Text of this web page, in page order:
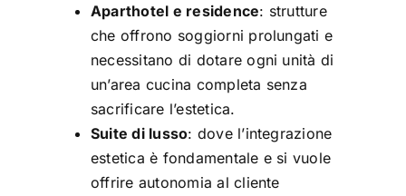
Aparthotel e residence: strutture
che offrono soggiorni prolungati e
necessitano di dotare ogni unità di
un’area cucina completa senza
sacrificare l’estetica.
Suite di lusso: dove l’integrazione
estetica è fondamentale e si vuole
offrire autonomia al cliente